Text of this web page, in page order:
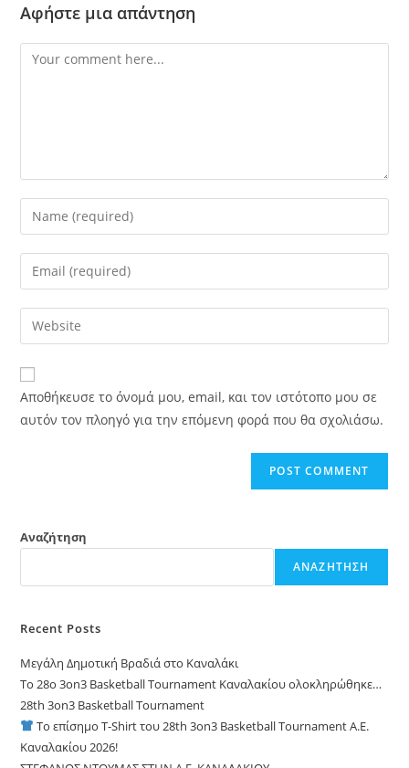
Αφήστε μια απάντηση
Comment
Enter
your
name
comment
Enter
your
email
address
comment
Enter
your
website
URL
(optional)
Αποθήκευσε το όνομά μου, email, και τον ιστότοπο μου σε
αυτόν τον πλοηγό για την επόμενη φορά που θα σχολιάσω.
Αναζήτηση
ΑΝΑΖΉΤΗΣΗ
Recent Posts
Μεγάλη Δημοτική Βραδιά στο Καναλάκι
Το 28ο 3on3 Basketball Tournament Καναλακίου ολοκληρώθηκε…
28th 3on3 Basketball Tournament
Το επίσημο T-Shirt του 28th 3on3 Basketball Tournament A.E.
Καναλακίου 2026!